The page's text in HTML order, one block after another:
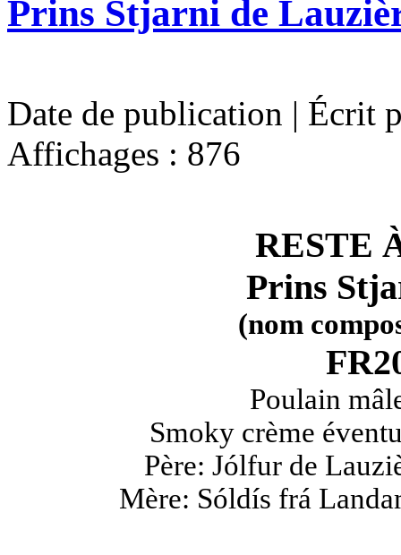
Prins Stjarni de
Date de publication | Écrit
Affichages : 876
RESTE
Prins
(nom
Poulain
Smoky crème
Père: Jólfur de
Mère: Sóldís frá